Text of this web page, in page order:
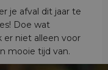
je afval dit jaar te
Doe wat
er niet alleen voor
mooie tijd van.